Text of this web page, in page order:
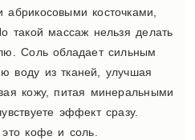
косточками,
такой массаж нельзя делать
Соль обладает сильным
воду из тканей, улучшая
кожу, питая минеральными
эффект сразу.
кофе и соль.